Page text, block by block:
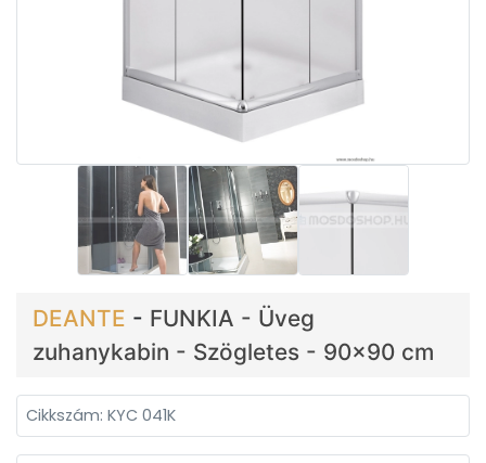
DEANTE - FUNKIA - Üveg
zuhanykabin - Szögletes - 90x90 cm
Cikkszám: KYC 041K